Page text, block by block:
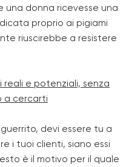
una donna ricevesse una
proprio ai pigiami
riuscirebbe a resistere
reali e potenziali, senza
a cercarti
devi essere tu a
i tuoi clienti, siano essi
è il motivo per il quale